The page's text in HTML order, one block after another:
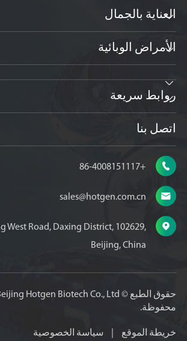
العناية بالجمال

الأمراض الوبائية


روابط سريعة

اتصل بنا

+86-4008151117

sales@hotgen.com.cn

West Road, Daxing District, 102629,
Beijing, China
حقوق الطبع © Hotgen Biotech Co., Ltd.
محفوظة.
خريطة الموقع سياسة الخصوصية